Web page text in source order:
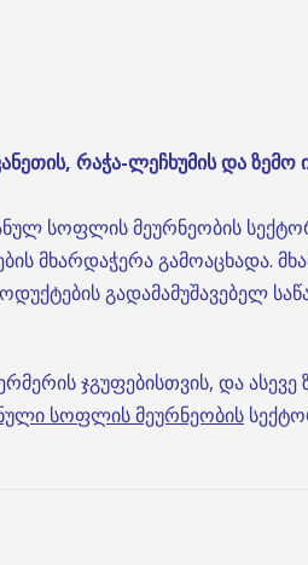
რაჭა-ლეჩხუმის და
სოფლის მეურნეობის
მხარდაჭერა გამოაცხადა.
გადამამუშავებელ
ჯგუფებისთვის, და ასევე
სოფლის მეურნეობის